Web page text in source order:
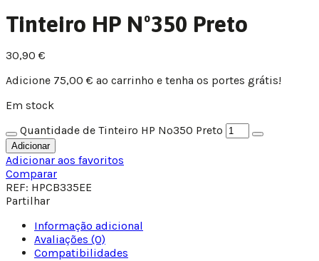
Tinteiro HP Nº350 Preto
30,90 €
Adicione 75,00 € ao carrinho e tenha os portes grátis!
Em stock
Quantidade de Tinteiro HP Nº350 Preto
Adicionar
Adicionar aos favoritos
Comparar
REF: HPCB335EE
Partilhar
Informação adicional
Avaliações (0)
Compatibilidades